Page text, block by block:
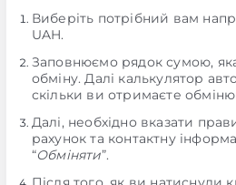
Виберіть потрібний вам
UAH.
Заповнюємо рядок сумою,
обміну. Далі калькулятор
скільки ви отримаєте
Далі, необхідно вказати
рахунок та контактну
“Обміняти”.